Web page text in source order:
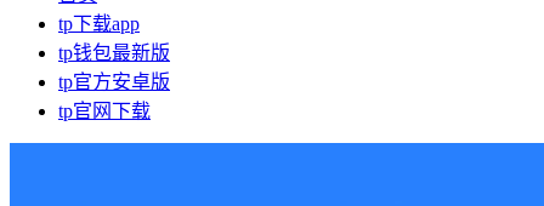
tp下载app
tp钱包最新版
tp官方安卓版
tp官网下载